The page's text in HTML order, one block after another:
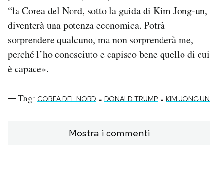
“la Corea del Nord, sotto la guida di Kim Jong-un,
diventerà una potenza economica. Potrà
sorprendere qualcuno, ma non sorprenderà me,
perché l’ho conosciuto e capisco bene quello di cui
è capace».
Tag: COREA DEL NORD - DONALD TRUMP - KIM JONG UN
Mostra i commenti